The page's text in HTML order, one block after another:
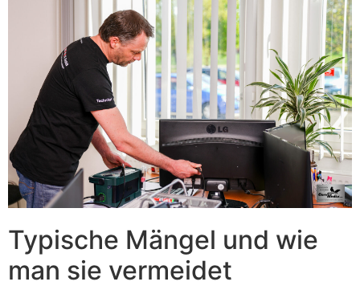
Typische Mängel und wie
man sie vermeidet